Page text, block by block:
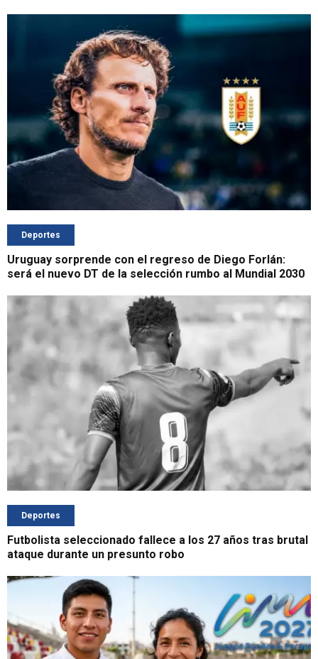
Deportes
Uruguay sorprende con el regreso de Diego Forlán:
será el nuevo DT de la selección rumbo al Mundial 2030
Deportes
Futbolista seleccionado fallece a los 27 años tras brutal
ataque durante un presunto robo